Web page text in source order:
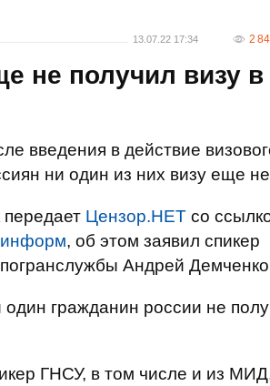
13.07.22 17:34 2
не получил визу в
введения в действие
ни один из них визу еще
передает Цензор.НЕТ со
, об этом заявил спикер
Андрей
гражданин россии не
ГНСУ, в том числе и из МИД,